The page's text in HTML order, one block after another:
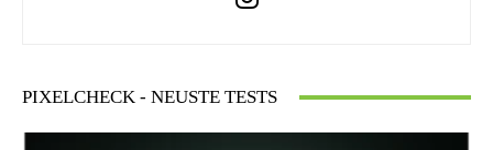
PIXELCHECK - NEUSTE TESTS